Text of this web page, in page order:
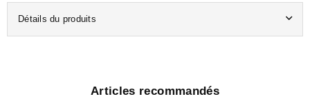
Détails du produits
Articles recommandés